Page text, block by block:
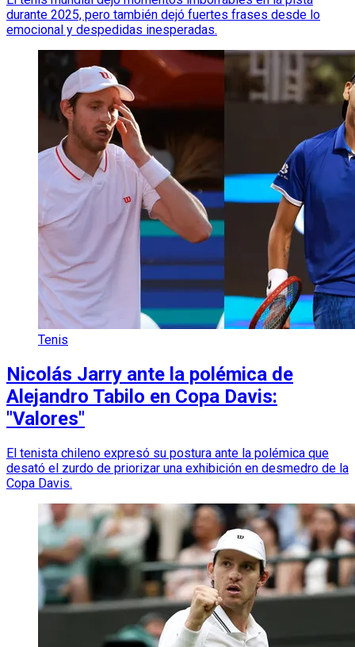
durante 2025, pero también dejó fuertes frases desde lo
emocional y despedidas inesperadas.
Tenis
Nicolás Jarry ante la polémica de
Alejandro Tabilo en Copa Davis:
"Valores"
El tenista chileno expresó su postura ante la polémica que
desató el zurdo de priorizar una exhibición en desmedro de la
Copa Davis.